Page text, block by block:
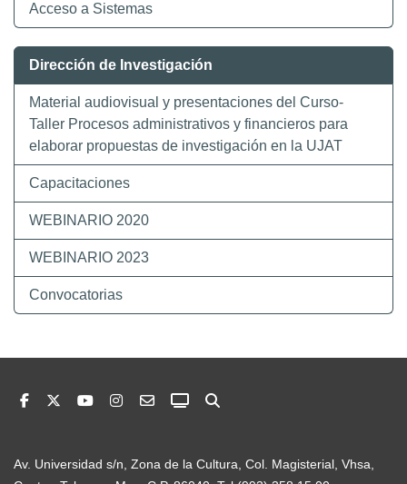
Acceso a Sistemas
Dirección de Investigación
Material audiovisual y presentaciones del Curso-
Taller Procesos administrativos y financieros para
elaborar propuestas de investigación en la UJAT
Capacitaciones
WEBINARIO 2020
WEBINARIO 2023
Convocatorias
Av. Universidad s/n, Zona de la Cultura, Col. Magisterial, Vhsa,